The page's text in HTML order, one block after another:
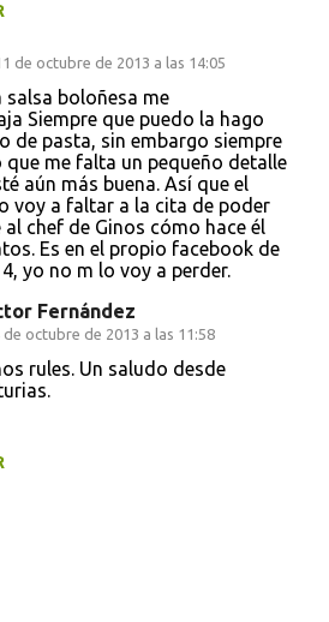
de octubre de 2013 a las 14:05
salsa boloñesa me
Siempre que puedo la hago
de pasta, sin embargo siempre
que me falta un pequeño detalle
aún más buena. Así que el
voy a faltar a la cita de poder
al chef de Ginos cómo hace él
Es en el propio facebook de
yo no m lo voy a perder.
Fernández
de octubre de 2013 a las 11:58
rules. Un saludo desde